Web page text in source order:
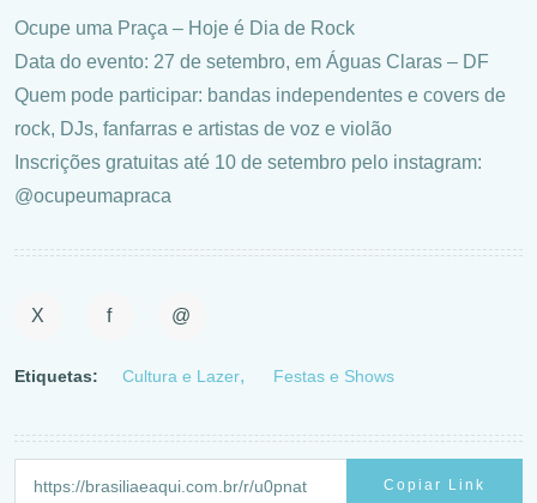
Ocupe uma Praça – Hoje é Dia de Rock
Data do evento: 27 de setembro, em Águas Claras – DF
Quem pode participar: bandas independentes e covers de
rock, DJs, fanfarras e artistas de voz e violão
Inscrições gratuitas até 10 de setembro pelo instagram:
@ocupeumapraca
X f @
Etiquetas: Cultura e Lazer Festas e Shows
Copiar Link